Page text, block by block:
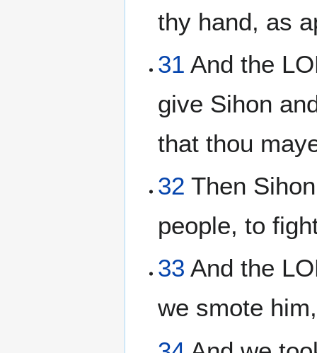
thy hand, as
31 And the
give Sihon
that thou
32 Then
people, to
33 And the
we smote